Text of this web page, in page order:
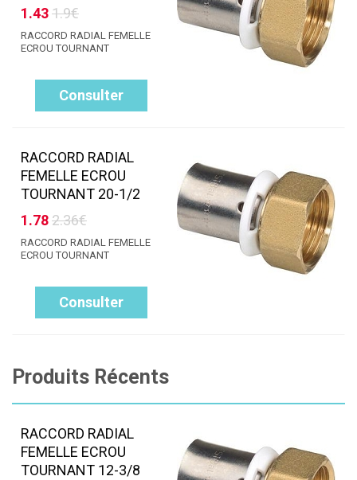
1.431.9€
RACCORD RADIAL FEMELLE
ECROU TOURNANT
Consulter
RACCORD RADIAL
FEMELLE ECROU
TOURNANT 20-1/2
1.782.36€
RACCORD RADIAL FEMELLE
ECROU TOURNANT
Consulter
Produits Récents
RACCORD RADIAL
FEMELLE ECROU
TOURNANT 12-3/8